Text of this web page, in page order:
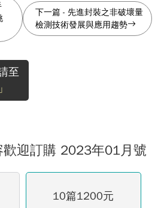
下一篇- 先進封裝之非破壞量
檢測技術發展與應用趨勢
至
歡迎訂購 2023年01月號
10篇1200元